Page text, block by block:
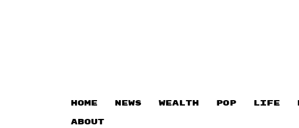
HOME NEWS WEALTH POP LIFE
ABOUT